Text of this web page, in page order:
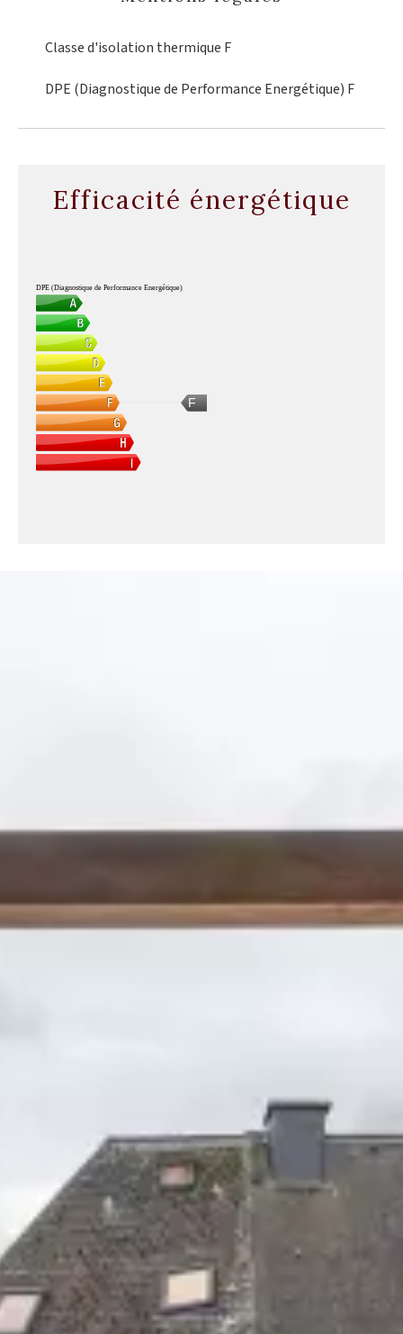
Classe d'isolation thermique F
DPE (Diagnostique de Performance Energétique) F
Efficacité énergétique
F
DPE (Diagnostique de Performance Energétique)